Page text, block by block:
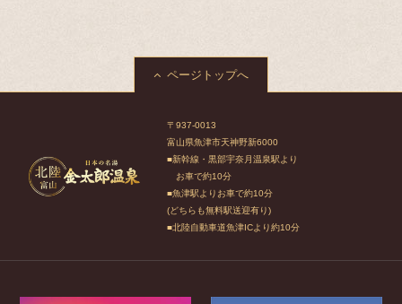
ページトップへ
〒937-0013
富山県魚津市天神野新6000
■新幹線・黒部宇奈月温泉駅より
お車で約10分
■魚津駅よりお車で約10分
(どちらも無料駅送迎有り)
■北陸自動車道魚津ICより約10分